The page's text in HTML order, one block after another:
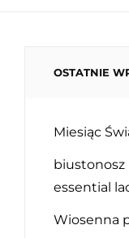
OSTATNIE
Miesiąc
biustonosz
essential
Wiosenna